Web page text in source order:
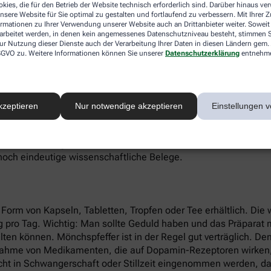
die für den Betrieb der Website technisch erforderlich sind. Darüber hinaus
Website für Sie optimal zu gestalten und fortlaufend zu verbessern. Mit Ihrer
zu Ihrer Verwendung unserer Website auch an Drittanbieter weiter. Soweit
werden, in denen kein angemessenes Datenschutzniveau besteht, stimmen
Nutzung dieser Dienste auch der Verarbeitung Ihrer Daten in diesen Ländern
zu. Weitere Informationen können Sie unserer Datenschutzerklärung
Nur notwendige akzeptieren Einstellungen
und ist ein erwiesen wirksames alternatives
Beim PMS treten oft Symptome wie
Werte des körpereigenen Hormons Prolaktin. Prolaktin
Ausschüttung des Hormons. Durch die prolaktinsenkende
Weil Zyklusstörungen oft auch mit einem unerfüllten
Schwangerschaft verbessern. Auch bei
eindeutige wissenschaftliche Belege.
von Kapseln, Tabletten, Tropfen oder Tee erhältlich.
Tag. Wichtig: Man sollte Geduld haben und das
können. Mönchspfeffer ist in der Regel gut verträglich.
von Medikamenten, die auf Dopamin-Rezeptoren
in Schwangerschaft oder Stillzeit eingenommen werden,